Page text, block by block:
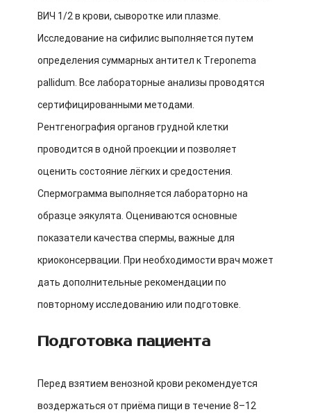
ВИЧ 1/2 в крови, сыворотке или плазме.
Исследование на сифилис выполняется путем
определения суммарных антител к Treponema
pallidum. Все лабораторные анализы проводятся
сертифицированными методами.
Рентгенография органов грудной клетки
проводится в одной проекции и позволяет
оценить состояние лёгких и средостения.
Спермограмма выполняется лабораторно на
образце эякулята. Оцениваются основные
показатели качества спермы, важные для
криоконсервации. При необходимости врач может
дать дополнительные рекомендации по
повторному исследованию или подготовке.
Подготовка пациента
Перед взятием венозной крови рекомендуется
воздержаться от приёма пищи в течение 8–12